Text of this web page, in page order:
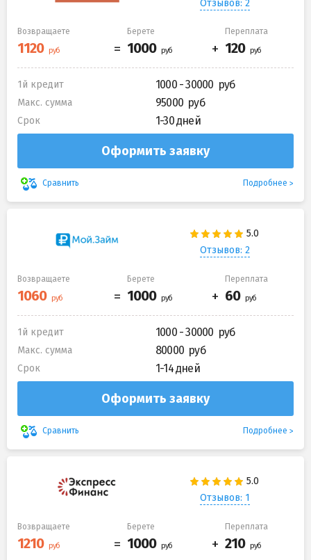
Отзывов: 2
Возвращаете Берете Переплата
1й кредит 1000 - 30000
Макс. сумма 95000
Срок 1-30 дней
Оформить заявку
Сравнить Подробнее
Отзывов: 2
Возвращаете Берете Переплата
1й кредит 1000 - 30000
Макс. сумма 80000
Срок 1-14 дней
Оформить заявку
Сравнить Подробнее
Отзывов: 1
Возвращаете Берете Переплата